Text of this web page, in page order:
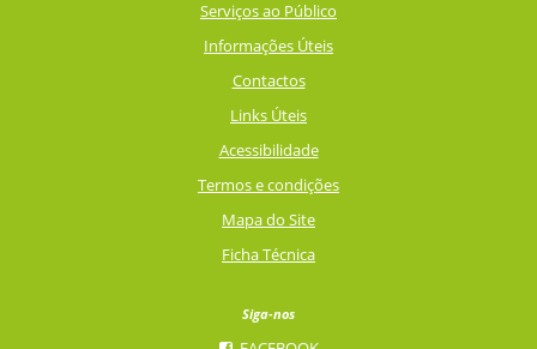
Serviços ao Público
Informações Úteis
Contactos
Links Úteis
Acessibilidade
Termos e condições
Mapa do Site
Ficha Técnica
Siga-nos